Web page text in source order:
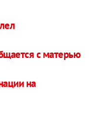
с матерью
на